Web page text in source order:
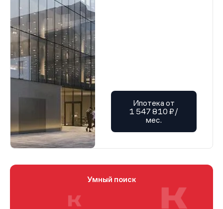
Ипотека от
1 547 810 ₽/
мес.
Умный поиск